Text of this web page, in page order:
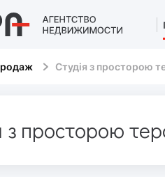
Студія з просторою
з просторою